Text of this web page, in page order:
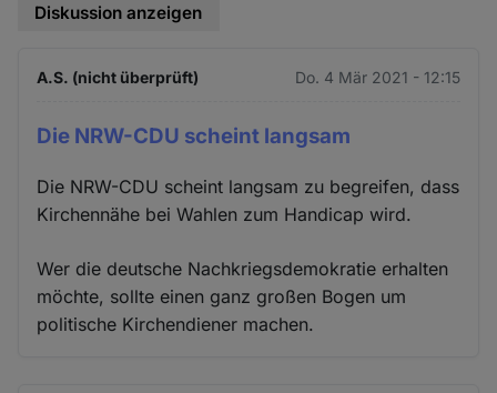
Diskussion anzeigen
A.S. (nicht überprüft) Do. 4 Mär 2021 - 12:15
Die NRW-CDU scheint langsam
Die NRW-CDU scheint langsam zu begreifen, dass
Kirchennähe bei Wahlen zum Handicap wird.
Wer die deutsche Nachkriegsdemokratie erhalten
möchte, sollte einen ganz großen Bogen um
politische Kirchendiener machen.